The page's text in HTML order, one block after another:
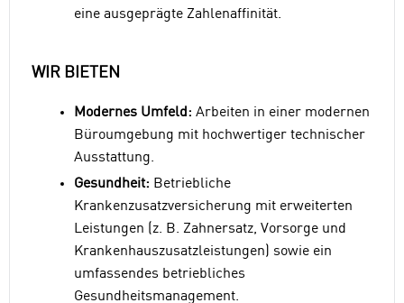
eine ausgeprägte Zahlenaffinität.
WIR BIETEN
Modernes Umfeld: Arbeiten in einer modernen
Büroumgebung mit hochwertiger technischer
Ausstattung.
Gesundheit: Betriebliche
Krankenzusatzversicherung mit erweiterten
Leistungen (z. B. Zahnersatz, Vorsorge und
Krankenhauszusatzleistungen) sowie ein
umfassendes betriebliches
Gesundheitsmanagement.